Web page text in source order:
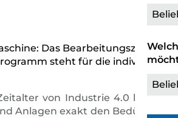
Das Bearbeitungszentrum
steht für die individuelle
von Industrie 4.0 baut
Anlagen exakt den